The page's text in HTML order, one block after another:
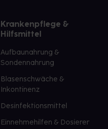
Krankenpflege &
Hilfsmittel
Aufbaunahrung &
Sondennahrung
Blasenschwäche &
Inkontinenz
Desinfektionsmittel
Einnehmehilfen & Dosierer